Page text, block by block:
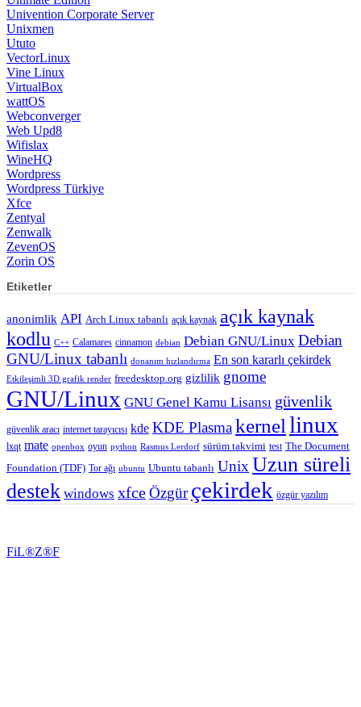
Univention Corporate Server
Unixmen
Ututo
VectorLinux
Vine Linux
VirtualBox
wattOS
Webconverger
Web Upd8
Wifislax
WineHQ
Wordpress
Wordpress Türkiye
Xfce
Zentyal
Zenwalk
ZevenOS
Zorin OS
Etiketler
anonimlik API Arch Linux tabanlı açık kaynak açık kaynak
kodlu C++ Calamares cinnamon debian Debian GNU/Linux Debian
GNU/Linux tabanlı donanım hızlandırma En son kararlı çekirdek
Etkileşimli 3D grafik render freedesktop.org gizlilik gnome
GNU/Linux GNU Genel Kamu Lisansı güvenlik
güvenlik aracı internet tarayıcısı kde KDE Plasmakernel linux
lxqt mate openbox oyun python Rasmus Lerdorf sürüm takvimi test The Document
Foundation (TDF) Tor ağı ubuntu Ubuntu tabanlı Unix Uzun süreli
destek windows xfceÖzgür çekirdek özgür yazılım
FiL®Z®F